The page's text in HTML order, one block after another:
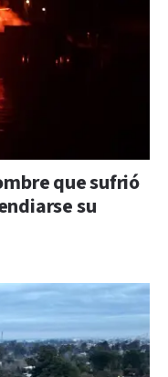
que sufrió
su